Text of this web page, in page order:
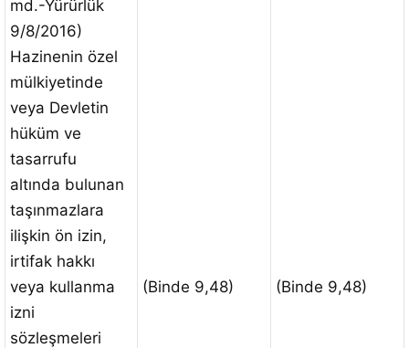
md.-Yürürlük
9/8/2016)
Hazinenin özel
mülkiyetinde
veya Devletin
hüküm ve
tasarrufu
altında bulunan
taşınmazlara
ilişkin ön izin,
irtifak hakkı
veya kullanma
izni
sözleşmeleri
(Binde 9,48) (Binde 9,48)